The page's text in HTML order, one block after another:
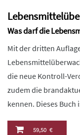
Was darf die
Mit der dritten
die neue Kontroll-
zudem die
kennen. Dieses Buch
59,50 €